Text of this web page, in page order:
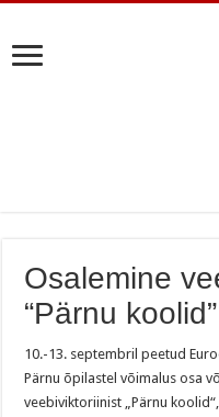
Osalemine
“Pärnu koolid”
10.-13. septembril peetud
Pärnu õpilastel võimalus osa
veebiviktoriinist „Pärnu